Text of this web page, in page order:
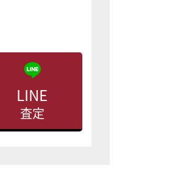
LINE
査定